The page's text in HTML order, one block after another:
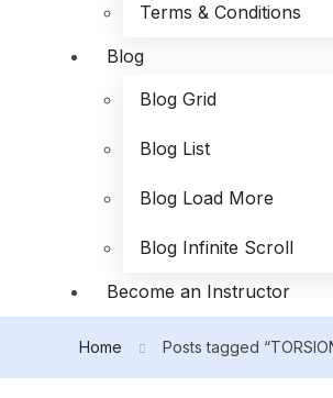
Terms & Conditions
Blog
Blog Grid
Blog List
Blog Load More
Blog Infinite Scroll
Become an Instructor
Home Posts tagged